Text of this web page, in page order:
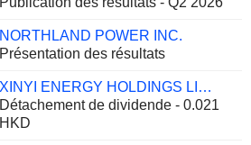
NORTHLAND POWER INC.
Présentation des résultats
XINYI ENERGY HOLDINGS LIMITED
Détachement de dividende - 0.021
HKD